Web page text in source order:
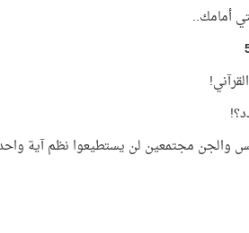
أمامك..
والجن مجتمعين لن يستطيعوا نظم آية